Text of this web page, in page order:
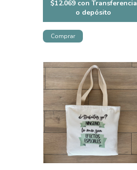
$12.069 con Transferencia
o depósito